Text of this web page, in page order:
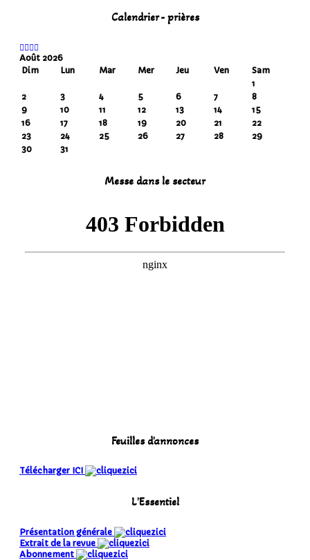
Calendrier - prières
Août 2026
Dim
Lun Mar Mer Jeu Ven
Sam
1
2
3 4 5 6 7
8
9
10 11 12 13 14
15
16
17 18 19 20 21
22
23
24 25 26 27 28
29
30
31
Messe dans le secteur
Feuilles d'annonces
Télécharger ICI
L'Essentiel
Présentation générale
Extrait de la revue
Abonnement